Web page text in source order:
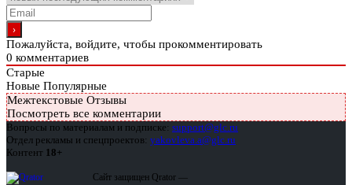
Пожалуйста, войдите, чтобы прокомментировать
0 комментариев
Старые
Новые Популярные
Межтекстовые Отзывы
Посмотреть все комментарии
Вопросы по материалам и подписке: support@glc.ru
Отдел рекламы и спецпроектов: yakovleva.a@glc.ru
Контент 18+
Сайт защищен Qrator —